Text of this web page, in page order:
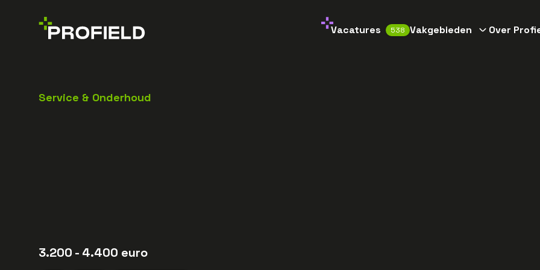
Vacatures 538 Vakgebieden Over
Service & Onderhoud
3.200 - 4.400 euro